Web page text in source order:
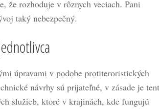
že rozhoduje v rôznych veciach. Pani
taký nebezpečný.
úpravami v podobe protiteroristických
návrhy sú prijateľné, v zásade je
služieb, ktoré v krajinách, kde fungujú